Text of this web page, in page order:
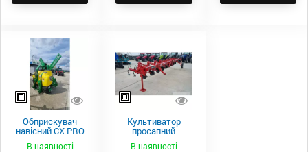
Обприскувач
навісний CX PRO
В наявності
Культиватор
просапний
КПН-5,6-05
В наявності